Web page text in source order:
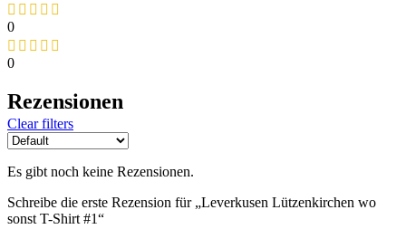
0
0
Rezensionen
Clear filters
Es gibt noch keine Rezensionen.
Schreibe die erste Rezension für „Leverkusen Lützenkirchen wo
sonst T-Shirt #1“